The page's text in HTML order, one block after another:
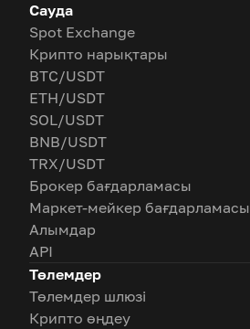
Сауда
Spot Exchange
Крипто нарықтары
BTC/USDT
ETH/USDT
SOL/USDT
BNB/USDT
TRX/USDT
Брокер бағдарламасы
Маркет-мейкер бағдарламасы
Алымдар
API
Төлемдер
Төлемдер шлюзі
Крипто өңдеу